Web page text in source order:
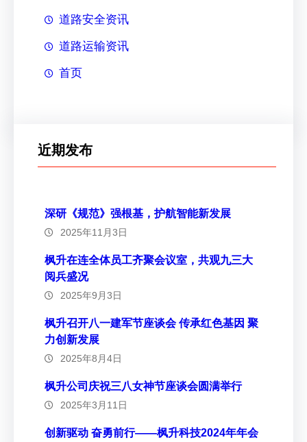
道路安全资讯
道路运输资讯
首页
近期发布
深研《规范》强根基，护航智能新发展
2025年11月3日
枫升在连全体员工齐聚会议室，共观九三大
阅兵盛况
2025年9月3日
枫升召开八一建军节座谈会 传承红色基因 聚
力创新发展
2025年8月4日
枫升公司庆祝三八女神节座谈会圆满举行
2025年3月11日
创新驱动 奋勇前行——枫升科技2024年年会